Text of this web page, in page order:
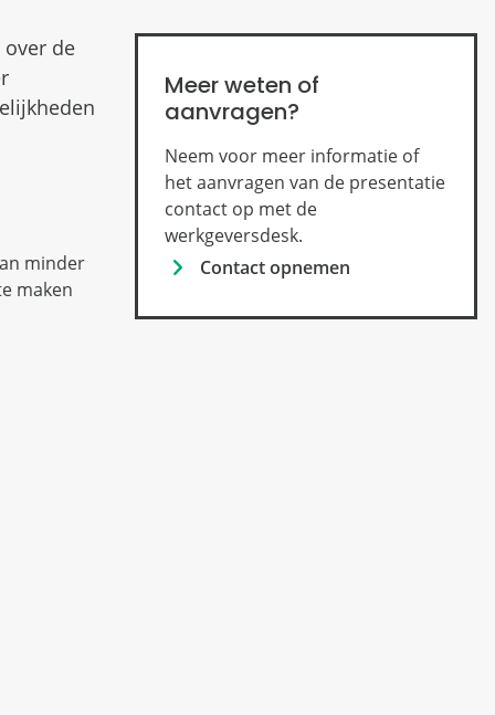
de
minder
maken
Meer weten of
aanvragen?
Neem voor meer informatie of
het aanvragen van de presentatie
contact op met de
werkgeversdesk.
Contact opnemen